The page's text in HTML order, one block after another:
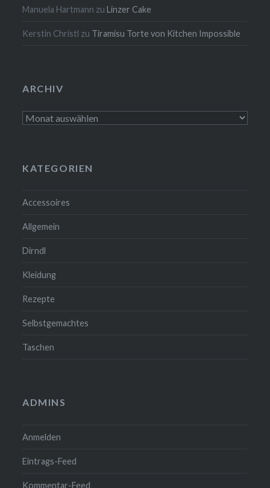
Manuela Hartmann zuLinzer Cake
Kerstin Christl zu Tiramisu Torte von Kitchen Impossible
ARCHIV
Archiv
KATEGORIEN
Accessoires
Allgemein
Dirndl
Kleidung
Rezepte
Selbstgemachtes
Taschen
ADMINS
Anmelden
Eintrags-Feed
Kommentar-Feed